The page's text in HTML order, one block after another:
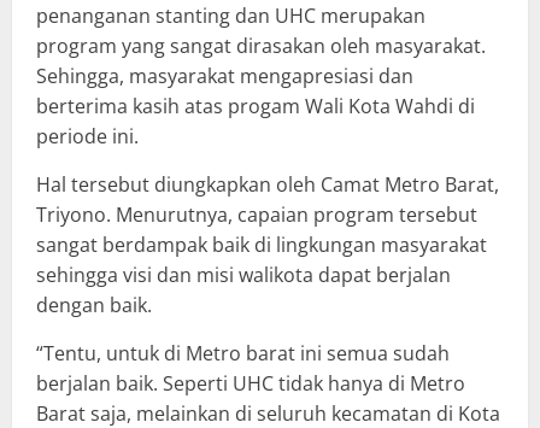
penanganan stanting dan UHC merupakan
program yang sangat dirasakan oleh masyarakat.
Sehingga, masyarakat mengapresiasi dan
berterima kasih atas progam Wali Kota Wahdi di
periode ini.
Hal tersebut diungkapkan oleh Camat Metro Barat,
Triyono. Menurutnya, capaian program tersebut
sangat berdampak baik di lingkungan masyarakat
sehingga visi dan misi walikota dapat berjalan
dengan baik.
“Tentu, untuk di Metro barat ini semua sudah
berjalan baik. Seperti UHC tidak hanya di Metro
Barat saja, melainkan di seluruh kecamatan di Kota